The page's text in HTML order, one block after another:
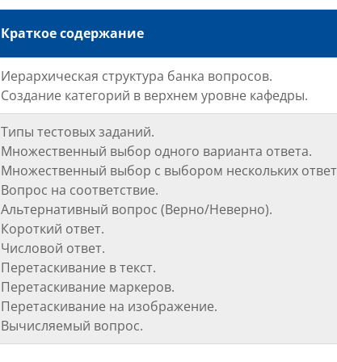
Краткое содержание
Иерархическая структура банка вопросов.
Создание категорий в верхнем уровне кафедры.
Типы тестовых заданий.
Множественный выбор одного варианта ответа.
Множественный выбор с выбором нескольких
Вопрос на соответствие.
Альтернативный вопрос (Верно/Неверно).
Короткий ответ.
Числовой ответ.
Перетаскивание в текст.
Перетаскивание маркеров.
Перетаскивание на изображение.
Вычисляемый вопрос.